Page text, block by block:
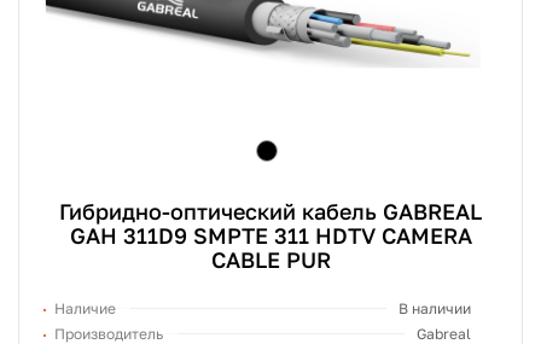
Гибридно-оптический кабель GABREAL
GAH 311D9 SMPTE 311 HDTV CAMERA
CABLE PUR
Наличие
В наличии
Производитель
Gabreal